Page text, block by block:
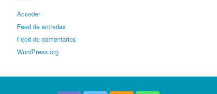
Acceder
Feed de entradas
Feed de comentarios
WordPress.org